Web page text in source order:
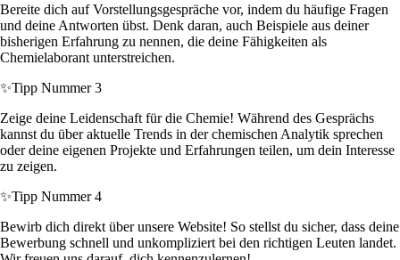
Bereite dich auf Vorstellungsgespräche vor, indem du häufige Fragen
und deine Antworten übst. Denk daran, auch Beispiele aus deiner
bisherigen Erfahrung zu nennen, die deine Fähigkeiten als
Chemielaborant unterstreichen.
✨Tipp Nummer 3
Zeige deine Leidenschaft für die Chemie! Während des Gesprächs
kannst du über aktuelle Trends in der chemischen Analytik sprechen
oder deine eigenen Projekte und Erfahrungen teilen, um dein Interesse
zu zeigen.
✨Tipp Nummer 4
Bewirb dich direkt über unsere Website! So stellst du sicher, dass deine
Bewerbung schnell und unkompliziert bei den richtigen Leuten landet.